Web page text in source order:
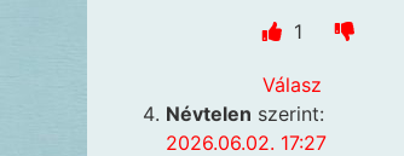
1
Válasz
Névtelen szerint:
2026.06.02. 17:27